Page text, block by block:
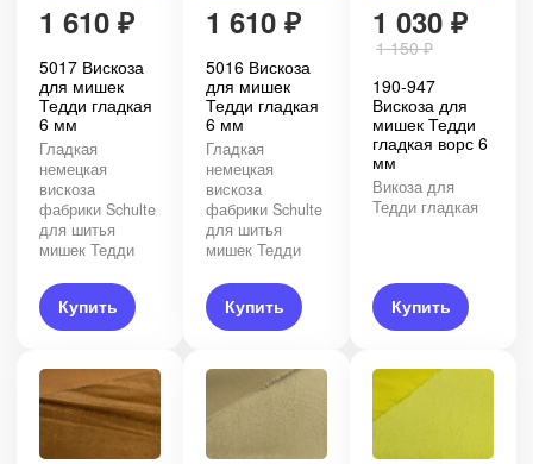
1 610 ₽
5017 Вискоза
для мишек
Тедди гладкая
6 мм
Гладкая
немецкая
вискоза
фабрики Schulte
для шитья
мишек Тедди
Купить
1 610 ₽
5016 Вискоза
для мишек
Тедди гладкая
6 мм
Гладкая
немецкая
вискоза
фабрики Schulte
для шитья
мишек Тедди
Купить
1 030 ₽
1 150₽
190-947
Вискоза для
мишек Тедди
гладкая ворс 6
мм
Викоза для
Тедди гладкая
Купить